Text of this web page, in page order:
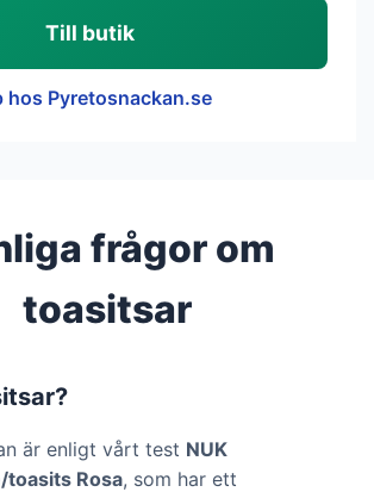
Till butik
hos Pyretosnackan.se
frågor om
toasitsar
är enligt vårt test NUK
Rosa, som har ett